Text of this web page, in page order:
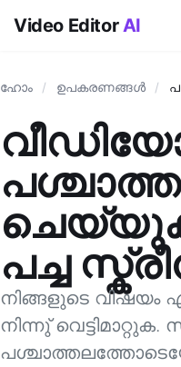
Video EditorAI
ഹോം / ഉപകരണങ്ങള്‍ /
പച്ച
നിങ്ങളുടെ
നിന്നു്